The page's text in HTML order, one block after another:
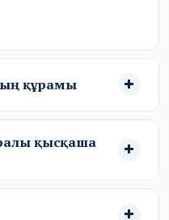
құрамы
қысқаша